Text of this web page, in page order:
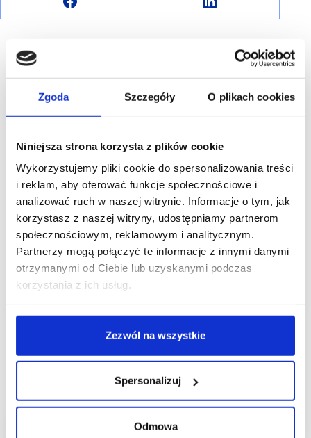
Zgoda Szczegóły O plikach cookies
Niniejsza strona korzysta z plików cookie
Wykorzystujemy pliki cookie do spersonalizowania treści
i reklam, aby oferować funkcje społecznościowe i
analizować ruch w naszej witrynie. Informacje o tym, jak
korzystasz z naszej witryny, udostępniamy partnerom
społecznościowym, reklamowym i analitycznym.
Partnerzy mogą połączyć te informacje z innymi danymi
otrzymanymi od Ciebie lub uzyskanymi podczas
korzystania z ich usług.
Zezwól na wszystkie
Spersonalizuj
Odmowa
R E K L A M A